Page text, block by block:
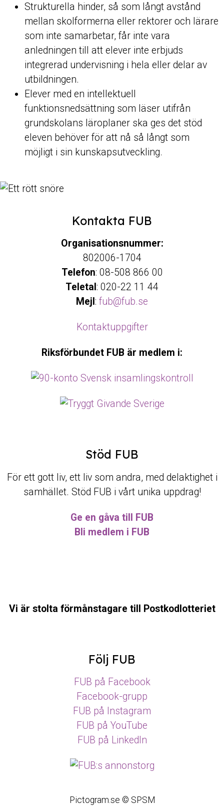
Strukturella hinder, så som långt avstånd
mellan skolformerna eller rektorer och lärare
som inte samarbetar, får inte vara
anledningen till att elever inte erbjuds
integrerad undervisning i hela eller delar av
utbildningen.
Elever med en intellektuell
funktionsnedsättning som läser utifrån
grundskolans läroplaner ska ges det stöd
eleven behöver för att nå så långt som
möjligt i sin kunskapsutveckling.
Kontakta FUB
Organisationsnummer:
802006-1704
Telefon: 08-508 866 00
Teletal : 020-22 11 44
Mejl : fub@fub.se
Kontaktuppgifter
Riksförbundet FUB är medlem i:
Stöd FUB
För ett gott liv, ett liv som andra, med delaktighet i
samhället. Stöd FUB i vårt unika uppdrag!
Ge en gåva till FUB
Bli medlem i FUB
Vi är stolta förmånstagare till Postkodlotteriet
Följ FUB
FUB på Facebook
Facebook-grupp
FUB på Instagram
FUB på YouTube
FUB på LinkedIn
Pictogram.se © SPSM